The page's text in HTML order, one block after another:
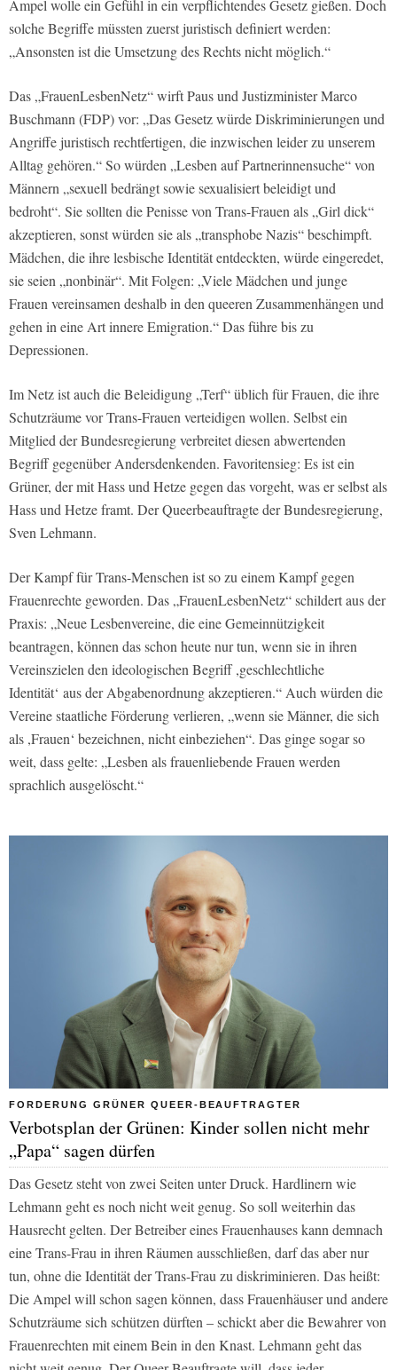
Ampel wolle ein Gefühl in ein verpflichtendes Gesetz gießen. Doch
solche Begriffe müssten zuerst juristisch definiert werden:
„Ansonsten ist die Umsetzung des Rechts nicht möglich.“
Das „FrauenLesbenNetz“ wirft Paus und Justizminister Marco
Buschmann (FDP) vor: „Das Gesetz würde Diskriminierungen und
Angriffe juristisch rechtfertigen, die inzwischen leider zu unserem
Alltag gehören.“ So würden „Lesben auf Partnerinnensuche“ von
Männern „sexuell bedrängt sowie sexualisiert beleidigt und
bedroht“. Sie sollten die Penisse von Trans-Frauen als „Girl dick“
akzeptieren, sonst würden sie als „transphobe Nazis“ beschimpft.
Mädchen, die ihre lesbische Identität entdeckten, würde eingeredet,
sie seien „nonbinär“. Mit Folgen: „Viele Mädchen und junge
Frauen vereinsamen deshalb in den queeren Zusammenhängen und
gehen in eine Art innere Emigration.“ Das führe bis zu
Depressionen.
Im Netz ist auch die Beleidigung „Terf“ üblich für Frauen, die ihre
Schutzräume vor Trans-Frauen verteidigen wollen. Selbst ein
Mitglied der Bundesregierung verbreitet diesen abwertenden
Begriff gegenüber Andersdenkenden. Favoritensieg: Es ist ein
Grüner, der mit Hass und Hetze gegen das vorgeht, was er selbst als
Hass und Hetze framt. Der Queerbeauftragte der Bundesregierung,
Sven Lehmann.
Der Kampf für Trans-Menschen ist so zu einem Kampf gegen
Frauenrechte geworden. Das „FrauenLesbenNetz“ schildert aus der
Praxis: „Neue Lesbenvereine, die eine Gemeinnützigkeit
beantragen, können das schon heute nur tun, wenn sie in ihren
Vereinszielen den ideologischen Begriff ,geschlechtliche
Identität‘ aus der Abgabenordnung akzeptieren.“ Auch würden die
Vereine staatliche Förderung verlieren, „wenn sie Männer, die sich
als ,Frauen‘ bezeichnen, nicht einbeziehen“. Das ginge sogar so
weit, dass gelte: „Lesben als frauenliebende Frauen werden
sprachlich ausgelöscht.“
FORDERUNG GRÜNER QUEER-BEAUFTRAGTER
Verbotsplan der Grünen: Kinder sollen nicht mehr
„Papa“ sagen dürfen
Das Gesetz steht von zwei Seiten unter Druck. Hardlinern wie
Lehmann geht es noch nicht weit genug. So soll weiterhin das
Hausrecht gelten. Der Betreiber eines Frauenhauses kann demnach
eine Trans-Frau in ihren Räumen ausschließen, darf das aber nur
tun, ohne die Identität der Trans-Frau zu diskriminieren. Das heißt:
Die Ampel will schon sagen können, dass Frauenhäuser und andere
Schutzräume sich schützen dürften – schickt aber die Bewahrer von
Frauenrechten mit einem Bein in den Knast. Lehmann geht das